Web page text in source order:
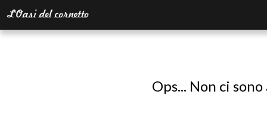
Ops... Non ci